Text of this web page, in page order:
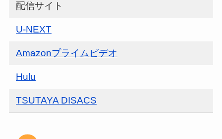
配信サイト
U-NEXT
Amazonプライムビデオ
Hulu
TSUTAYA DISACS